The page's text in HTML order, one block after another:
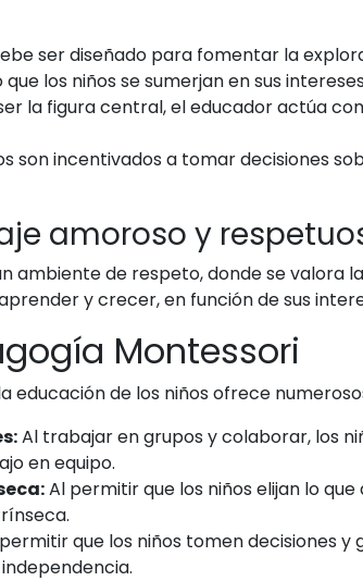
ser diseñado para fomentar la
los niños se sumerjan en sus
la figura central, el educador actúa
son incentivados a tomar decisiones
amoroso y
ambiente de respeto, donde se valora
y crecer, en función de sus
Montessori
educación de los niños ofrece
Al trabajar en grupos y colaborar, los
en equipo.
Al permitir que los niños elijan lo
que los niños tomen decisiones y